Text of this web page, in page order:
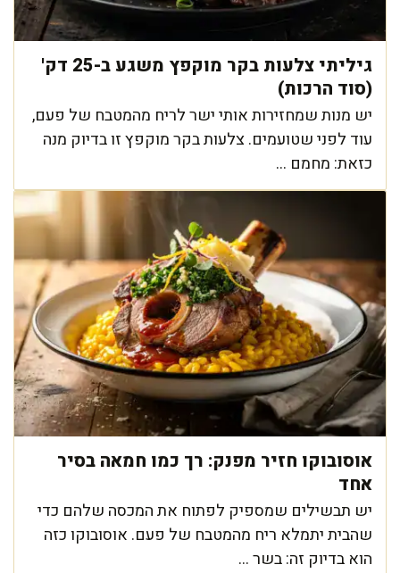
גיליתי צלעות בקר מוקפץ משגע ב-25 דק'
(סוד הרכות)
יש מנות שמחזירות אותי ישר לריח מהמטבח של פעם,
עוד לפני שטועמים. צלעות בקר מוקפץ זו בדיוק מנה
כזאת: מחמם ...
אוסובוקו חזיר מפנק: רך כמו חמאה בסיר
אחד
יש תבשילים שמספיק לפתוח את המכסה שלהם כדי
שהבית יתמלא ריח מהמטבח של פעם. אוסובוקו כזה
הוא בדיוק זה: בשר ...